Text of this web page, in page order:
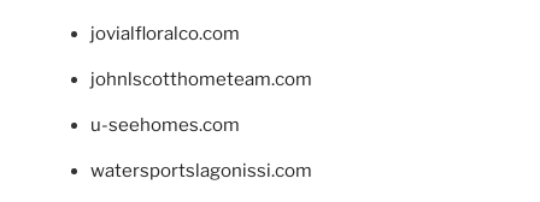
jovialfloralco.com
johnlscotthometeam.com
u-seehomes.com
watersportslagonissi.com